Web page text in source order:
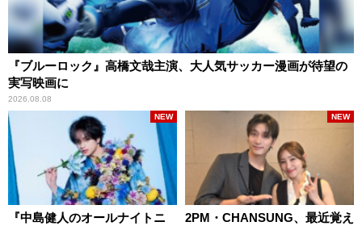
『ブルーロック』高橋文哉主演、大人気サッカー漫画が待望の
実写映画に
2026.08.08
『中島健人のオールナイトニ
NEW
2PM・CHANSUNG、最近覚え
NEW